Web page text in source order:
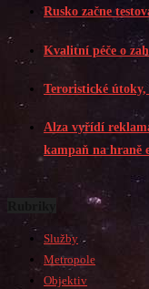
Rusko začne
Kvalitní péče o
Teroristické
Alza vyřídí
kampaň na hraně
Služby
Metropole
Objektiv